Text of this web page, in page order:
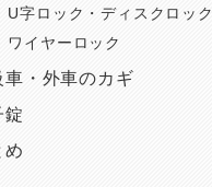
U字ロック・ディスクロック
ワイヤーロック
車・外車のカギ
錠
め